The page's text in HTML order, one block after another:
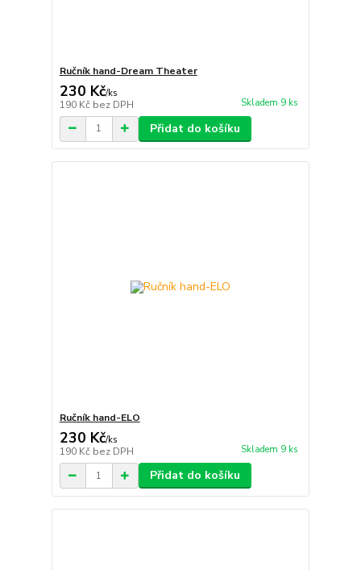
Ručník hand-Dream Theater
230 Kč/ks
190 Kč bez DPH Skladem 9 ks
Přidat do košíku
Ručník hand-ELO
230 Kč/ks
190 Kč bez DPH Skladem 9 ks
Přidat do košíku